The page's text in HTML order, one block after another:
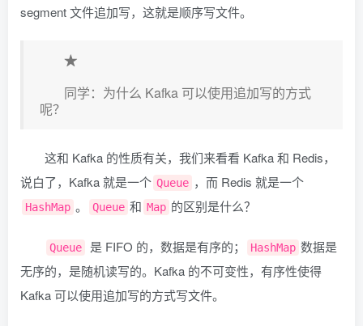
segment 文件追加写，这就是顺序写文件。
★
同学：为什么 Kafka 可以使用追加写的方式
呢？
这和 Kafka 的性质有关，我们来看看 Kafka 和 Redis，
说白了，Kafka 就是一个 Queue ，而 Redis 就是一个
HashMap 。 Queue 和 Map 的区别是什么？
Queue 是 FIFO 的，数据是有序的； HashMap 数据是
无序的，是随机读写的。Kafka 的不可变性，有序性使得
Kafka 可以使用追加写的方式写文件。